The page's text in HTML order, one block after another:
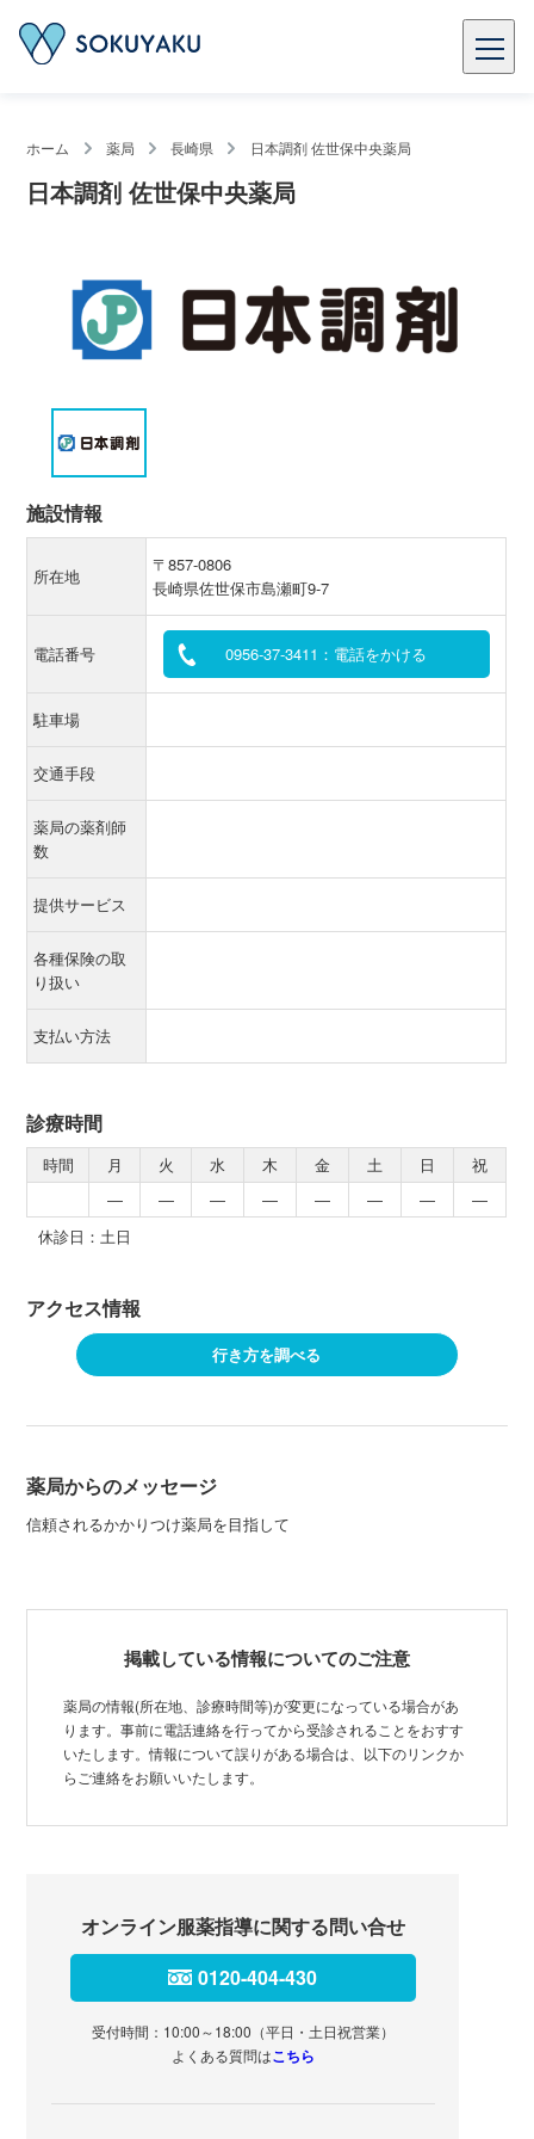
ホーム 薬局 長崎県 日本調剤 佐世保中央薬局
日本調剤 佐世保中央薬局
施設情報
所在地
〒857-0806
長崎県佐世保市島瀬町9-7
電話番号 0956-37-3411：電話をかける
駐車場
交通手段
薬局の薬剤師
数
提供サービス
各種保険の取
り扱い
支払い方法
診療時間
時間 月 火 水 木 金 土 日
祝
―
― ― ― ― ― ―
―
休診日：土日
アクセス情報
行き方を調べる
薬局からのメッセージ
信頼されるかかりつけ薬局を目指して
掲載している情報についてのご注意
薬局の情報(所在地、診療時間等)が変更になっている場合があ
ります。事前に電話連絡を行ってから受診されることをおすす
いたします。情報について誤りがある場合は、以下のリンクか
らご連絡をお願いいたします。
オンライン服薬指導に関する問い合せ
0120-404-430
受付時間：10:00～18:00（平日・土日祝営業）
よくある質問はこちら